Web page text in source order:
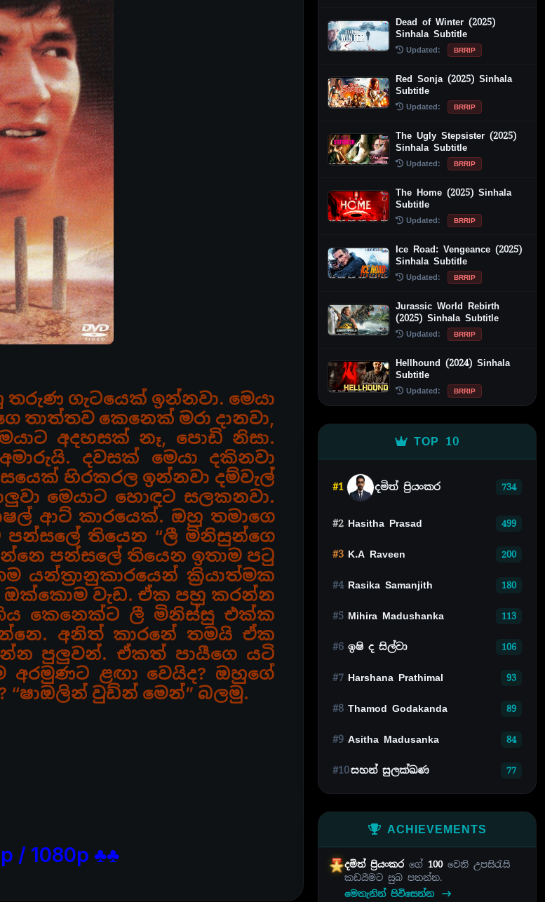
ගැටයෙක් ඉන්නවා. මෙයා
තාත්තව කෙනෙක් මරා දානවා,
අදහසක් නෑ, පොඩි නිසා.
දවසක් මෙයා දකිනවා
හිරකරල ඉන්නවා දම්වැල්
මෙයාට හොඳට සලකනවා.
ආට් කාරයෙක්. ඔහු තමාගෙ
පන්සලේ තියෙන “ලී මිනිසුන්ගෙ
පන්සලේ තියෙන ඉතාම පටු
යන්ත්‍රානුකාරයෙන් ක්‍රියාත්මක
ඔක්කොම වැඩ. ඒක පහු කරන්න
කෙනෙක්ට ලී මිනිස්සු එක්ක
අනිත් කාරනේ තමයි ඒක
පුලුවන්. ඒකත් පායීගෙ යටි
අරමුණට ළඟා වෙයිද? ඔහුගේ
“ෂාඔලින් වුඩ්න් මෙන්” බලමු.
/ 1080p ♣♣
Dead of Winter (2025)
Sinhala Subtitle
Updated: BRRIP
Red Sonja (2025) Sinhala
Subtitle
Updated: BRRIP
The Ugly Stepsister (2025)
Sinhala Subtitle
Updated: BRRIP
The Home (2025) Sinhala
Subtitle
Updated: BRRIP
Ice Road: Vengeance (2025)
Sinhala Subtitle
Updated: BRRIP
Jurassic World Rebirth
(2025) Sinhala Subtitle
Updated: BRRIP
Hellhound (2024) Sinhala
Subtitle
Updated: BRRIP
TOP 10
#1 දමිත් ප්‍රියංකර 734
#2 Hasitha Prasad 499
#3 K.A Raveen 200
#4 Rasika Samanjith 180
#5 Mihira Madushanka 113
#6 ඉෂි ද සිල්වා 106
#7 Harshana Prathimal 93
#8 Thamod Godakanda 89
#9 Asitha Madusanka 84
#10සහන් සුලක්ඛණ 77
ACHIEVEMENTS
දමිත් ප්‍රියංකර ගේ 100වෙනි උපසිරැසි
කඩයීමට සුබ පතන්න.
මෙතැනින් පිවිසෙන්න